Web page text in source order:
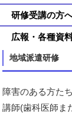
研修受講の方
広報・各種資
地域派遣研修
障害のある方た
講師(歯科医師ま